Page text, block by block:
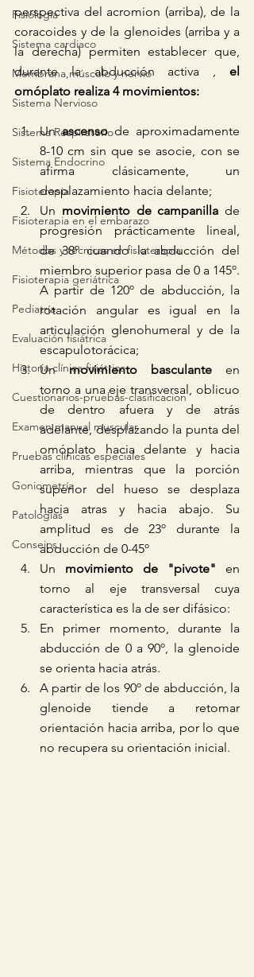
Fisiología
Sistema cardiaco
Membrana,músculo y nervio
Sistema Nervioso
Sistema Respiratorio
Sistema Endocrino
Fisioterapia
Fisioterapia en el embarazo
Métodos y técnicas en fisioterapia
Fisioterapia geriátrica
Pediatría
Evaluación fisiátrica
Historia clínica fisiátrica
Cuestionarios-pruebas-clasificacion
Examen manual muscular
Pruebas clínicas especiales
Goniometría
Patologías
Consejos
perspectiva del acromion (arriba), de la
coracoides y de la glenoides (arriba y a
la derecha) permiten establecer que,
durante la abducción activa , el
omóplato realiza 4 movimientos:
Un ascenso de aproximadamente
8-10 cm sin que se asocie, con se
afirma clásicamente, un
desplazamiento hacia delante;
Un movimiento de campanilla de
progresión prácticamente lineal,
de 38º cuando la abducción del
miembro superior pasa de 0 a 145º.
A partir de 120º de abducción, la
rotación angular es igual en la
articulación glenohumeral y de la
escapulotorácica;
Un movimiento basculante en
torno a una eje transversal, oblicuo
de dentro afuera y de atrás
adelante, desplazando la punta del
omóplato hacia delante y hacia
arriba, mientras que la porción
superior del hueso se desplaza
hacia atras y hacia abajo. Su
amplitud es de 23º durante la
abducción de 0-45º
Un movimiento de "pivote" en
torno al eje transversal cuya
característica es la de ser difásico:
En primer momento, durante la
abducción de 0 a 90º, la glenoide
se orienta hacia atrás.
A partir de los 90º de abducción, la
glenoide tiende a retomar
orientación hacia arriba, por lo que